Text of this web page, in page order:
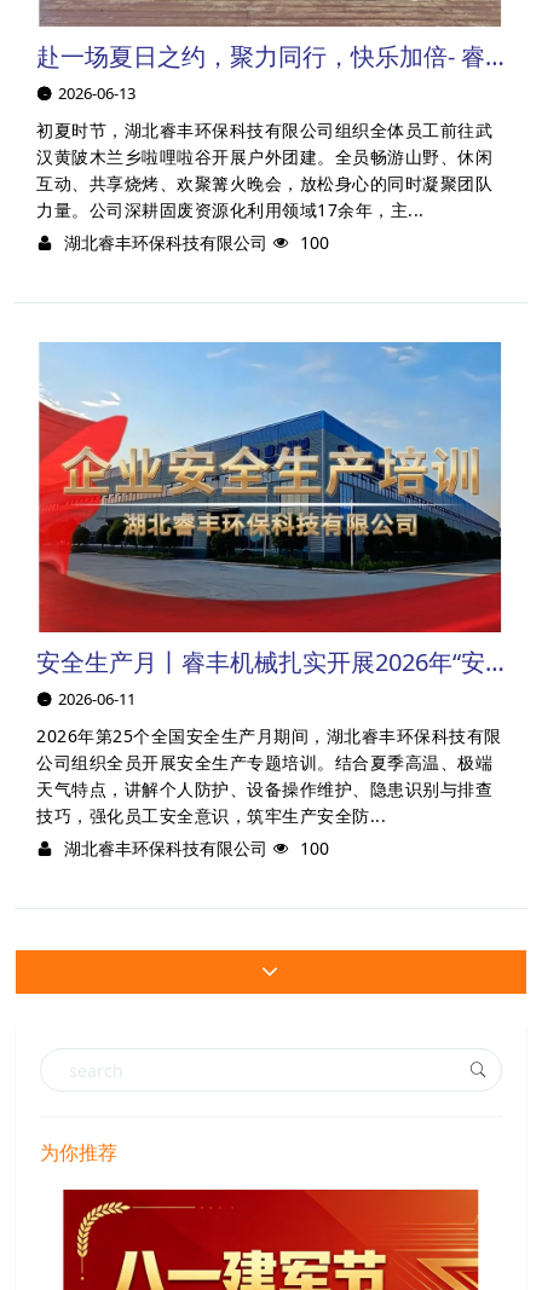
赴一场夏日之约，聚力同行，快乐加倍- 睿丰机械夏日团建圆满收官
2026-06-13
初夏时节，湖北睿丰环保科技有限公司组织全体员工前往武
汉黄陂木兰乡啦哩啦谷开展户外团建。全员畅游山野、休闲
互动、共享烧烤、欢聚篝火晚会，放松身心的同时凝聚团队
力量。公司深耕固废资源化利用领域17余年，主...
湖北睿丰环保科技有限公司
100
安全生产月丨睿丰机械扎实开展2026年“安全生产月”活动
2026-06-11
2026年第25个全国安全生产月期间，湖北睿丰环保科技有限
公司组织全员开展安全生产专题培训。结合夏季高温、极端
天气特点，讲解个人防护、设备操作维护、隐患识别与排查
技巧，强化员工安全意识，筑牢生产安全防...
湖北睿丰环保科技有限公司
100
为你推荐